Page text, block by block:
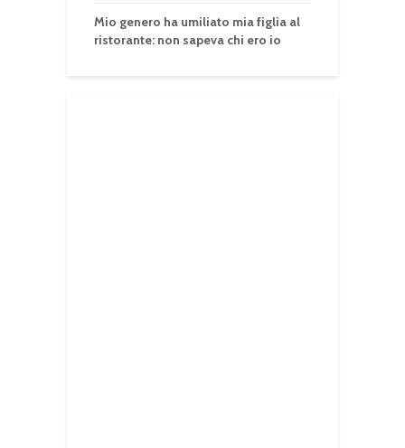
Mio genero ha umiliato mia figlia al
ristorante: non sapeva chi ero io